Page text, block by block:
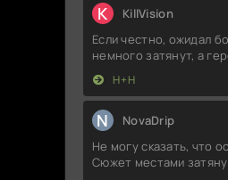
K KillVision
Если честно, ожидал
немного затянут, а
Н+Н
N NovaDrip
Не могу сказать, что
Сюжет местами